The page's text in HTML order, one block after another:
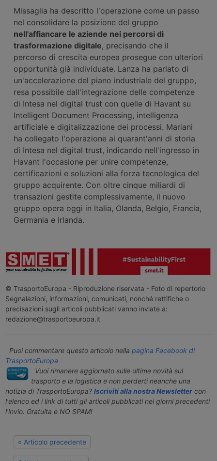
Missaglia ha descritto l'operazione come un passo
nel consolidare la posizione del gruppo
nell'affiancare le aziende nei percorsi di
trasformazione digitale, precisando che il
percorso di crescita europea prosegue con ulteriori
opportunità già individuate. Lanza ha parlato di
un'accelerazione del piano industriale del gruppo,
resa possibile dall'integrazione delle competenze
di Intesa nel digital trust con quelle di Havant su
Intelligent Document Processing, intelligenza
artificiale e digitalizzazione dei processi. Mariani
ha collegato l'operazione ai quarant'anni di storia
di Intesa nel digital trust, indicando nell'ingresso in
Havant l'occasione per unire competenze,
certificazioni e soluzioni alla forza tecnologica del
gruppo acquirente. Con oltre cinque miliardi di
transazioni gestite complessivamente, il nuovo
gruppo opera oggi in Italia, Olanda, Belgio, Francia,
Germania e Irlanda.
© TrasportoEuropa - Riproduzione riservata - Foto di repertorio
Segnalazioni, informazioni, comunicati, nonché rettifiche o
precisazioni sugli articoli pubblicati vanno inviate a:
redazione@trasportoeuropa.it
Puoi commentare questo articolo nella pagina Facebook di
TrasportoEuropa
Vuoi rimanere aggiornato sulle ultime novità sul
trasporto e la logistica e non perderti neanche una
notizia di TrasportoEuropa? Iscriviti alla nostra Newslettercon
l'elenco ed i link di tutti gli articoli pubblicati nei giorni precedenti
l'invio. Gratuita e NO SPAM!
« Articolo precedente